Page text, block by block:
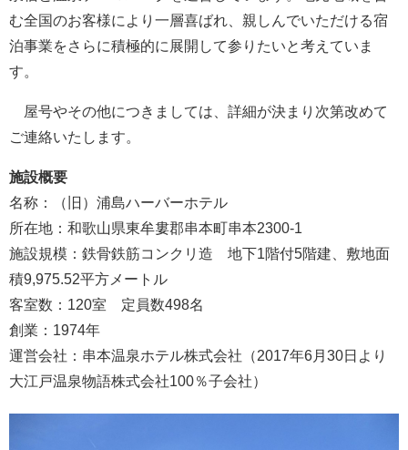
む全国のお客様により一層喜ばれ、親しんでいただける宿
泊事業をさらに積極的に展開して参りたいと考えていま
す。
屋号やその他につきましては、詳細が決まり次第改めて
ご連絡いたします。
施設概要
名称：（旧）浦島ハーバーホテル
所在地：和歌山県東牟婁郡串本町串本2300-1
施設規模：鉄骨鉄筋コンクリ造 地下1階付5階建、敷地面
積9,975.52平方メートル
客室数：120室 定員数498名
創業：1974年
運営会社：串本温泉ホテル株式会社（2017年6月30日より
大江戸温泉物語株式会社100％子会社）